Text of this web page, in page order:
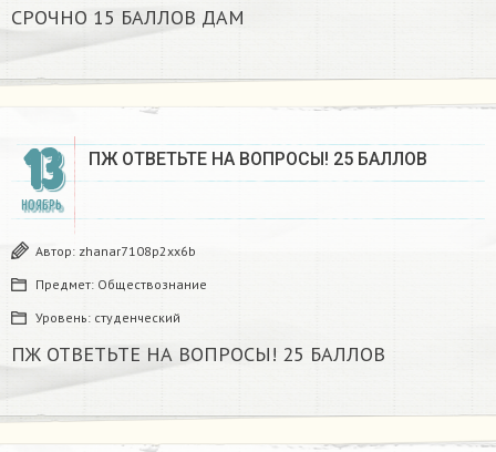
СРОЧНО 15 БАЛЛОВ ДАМ​
13
НОЯБРЬ
ПЖ ОТВЕТЬТЕ НА ВОПРОСЫ! 25 БАЛЛОВ
Автор: zhanar7108p2xx6b
Предмет: Обществознание
Уровень: студенческий
ПЖ ОТВЕТЬТЕ НА ВОПРОСЫ! 25 БАЛЛОВ